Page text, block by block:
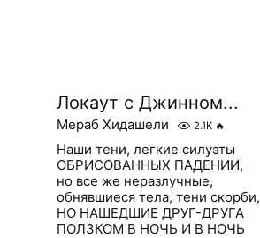
Локаут с Джинном...
Мераб Хидашели 2.1K 🔥
Наши тени, легкие силуэты
ОБРИСОВАННЫХ ПАДЕНИИ,
но все же неразлучные,
обнявшиеся тела, тени скорби,
НО НАШЕДШИЕ ДРУГ-ДРУГА
ПОЛЗКОМ В НОЧЬ И В НОЧЬ